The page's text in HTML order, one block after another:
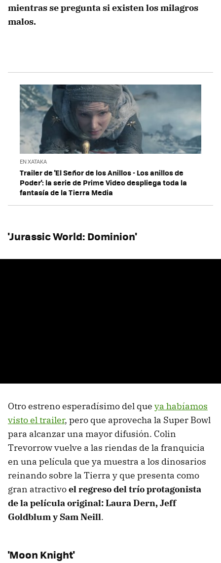
mientras se pregunta si existen los milagros
malos.
EN XATAKA
Trailer de 'El Señor de los Anillos - Los anillos de
Poder': la serie de Prime Video despliega toda la
fantasía de la Tierra Media
'Jurassic World: Dominion'
Otro estreno esperadísimo del que ya habíamos
visto el trailer, pero que aprovecha la Super Bowl
para alcanzar una mayor difusión. Colin
Trevorrow vuelve a las riendas de la franquicia
en una película que ya muestra a los dinosarios
reinando sobre la Tierra y que presenta como
gran atractivoel regreso del trío protagonista
de la película original: Laura Dern, Jeff
Goldblum y Sam Neill.
'Moon Knight'